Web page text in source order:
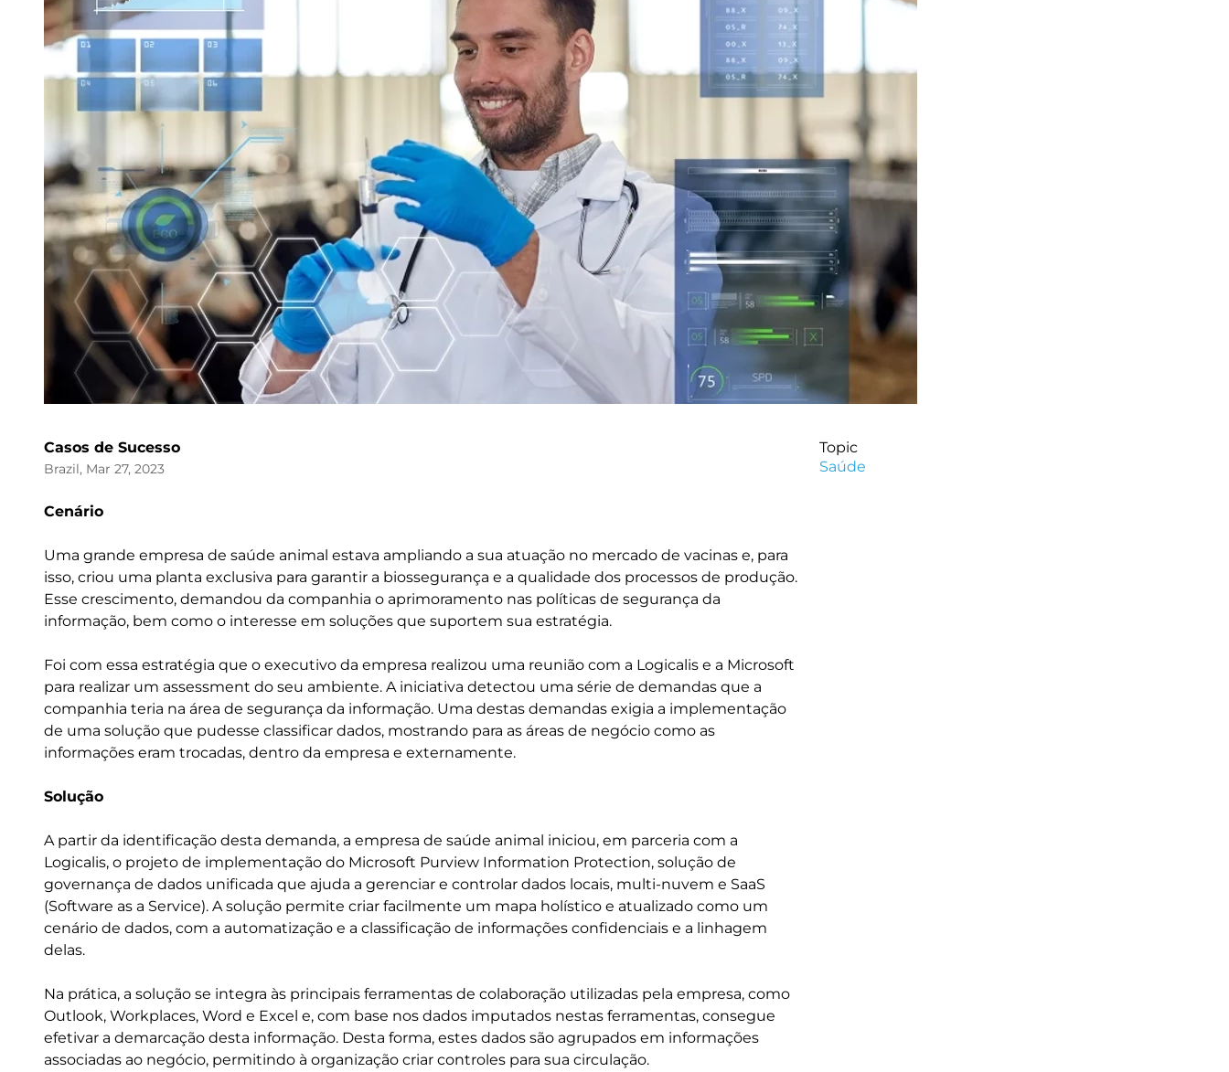
Casos de Sucesso
Brazil, Mar 27, 2023
Cenário
Uma grande empresa de saúde animal estava ampliando a sua atuação no mercado de vacinas e, para
isso, criou uma planta exclusiva para garantir a biossegurança e a qualidade dos processos de produção.
Esse crescimento, demandou da companhia o aprimoramento nas políticas de segurança da
informação, bem como o interesse em soluções que suportem sua estratégia.
Foi com essa estratégia que o executivo da empresa realizou uma reunião com a Logicalis e a Microsoft
para realizar um assessment do seu ambiente. A iniciativa detectou uma série de demandas que a
companhia teria na área de segurança da informação. Uma destas demandas exigia a implementação
de uma solução que pudesse classificar dados, mostrando para as áreas de negócio como as
informações eram trocadas, dentro da empresa e externamente.
Solução
A partir da identificação desta demanda, a empresa de saúde animal iniciou, em parceria com a
Logicalis, o projeto de implementação do Microsoft Purview Information Protection, solução de
governança de dados unificada que ajuda a gerenciar e controlar dados locais, multi-nuvem e SaaS
(Software as a Service). A solução permite criar facilmente um mapa holístico e atualizado como um
cenário de dados, com a automatização e a classificação de informações confidenciais e a linhagem
delas.
Na prática, a solução se integra às principais ferramentas de colaboração utilizadas pela empresa, como
Outlook, Workplaces, Word e Excel e, com base nos dados imputados nestas ferramentas, consegue
efetivar a demarcação desta informação. Desta forma, estes dados são agrupados em informações
associadas ao negócio, permitindo à organização criar controles para sua circulação.
Topic
Saúde